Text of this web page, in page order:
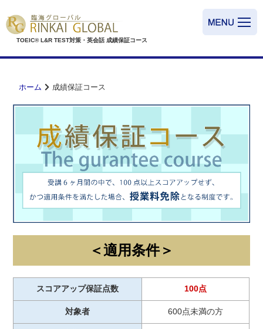
TOEIC® L&R TEST対策・英会話 成績保証コース
ホーム 成績保証コース
＜適用条件＞
スコアアップ保証点数 100点
対象者 600点未満の方